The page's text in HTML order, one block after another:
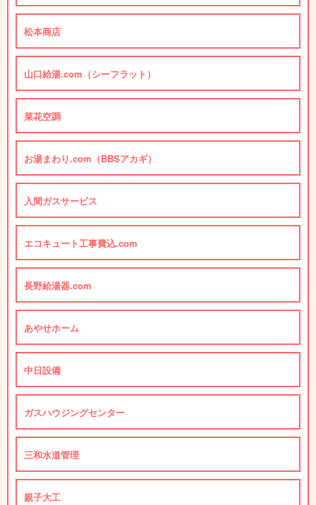
松本商店
山口給湯.com（シーフラット）
菜花空調
お湯まわり.com（BBSアカギ）
入間ガスサービス
エコキュート工事費込.com
長野給湯器.com
あやせホーム
中日設備
ガスハウジングセンター
三和水道管理
親子大工